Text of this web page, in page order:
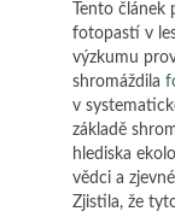
Tento
fotopastí v
výzkumu
shromáždila
v
základě
hlediska
vědci a
Zjistila, že